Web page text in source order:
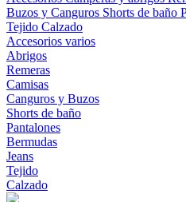
Buzos y Canguros Shorts de baño
Tejido Calzado
Accesorios varios
Abrigos
Remeras
Camisas
Canguros y Buzos
Shorts de baño
Pantalones
Bermudas
Jeans
Tejido
Calzado